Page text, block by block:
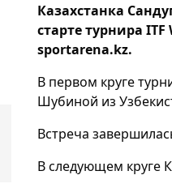
Казахстанка
старте турнира
sportarena.kz.
В первом круге
Шубиной из
Встреча
В следующем круге